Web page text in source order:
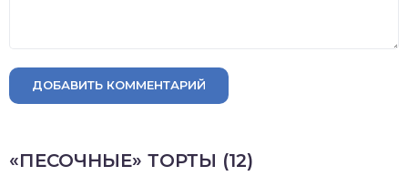
ДОБАВИТЬ КОММЕНТАРИЙ
«ПЕСОЧНЫЕ» ТОРТЫ (12)